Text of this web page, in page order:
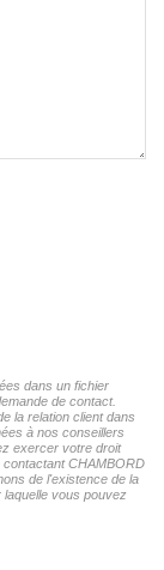
dans un fichier
de contact.
la relation client dans
à nos conseillers
exercer votre droit
CHAMBORD
de l'existence de la
laquelle vous pouvez